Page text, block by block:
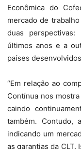
Econômica do
mercado de
duas
últimos anos e a
países
“Em relação ao
Contínua nos
caindo
também. Contudo,
indicando um
as garantias da